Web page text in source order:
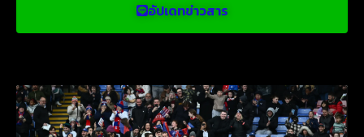
อัปเดทข่าวสาร